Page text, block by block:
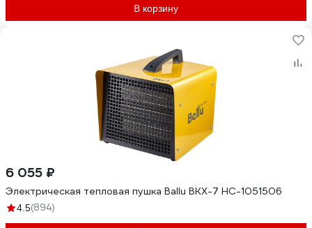
В корзину
6 055 ₽
Электрическая тепловая пушка Ballu BKX-7 НС-1051506
4.5(894)